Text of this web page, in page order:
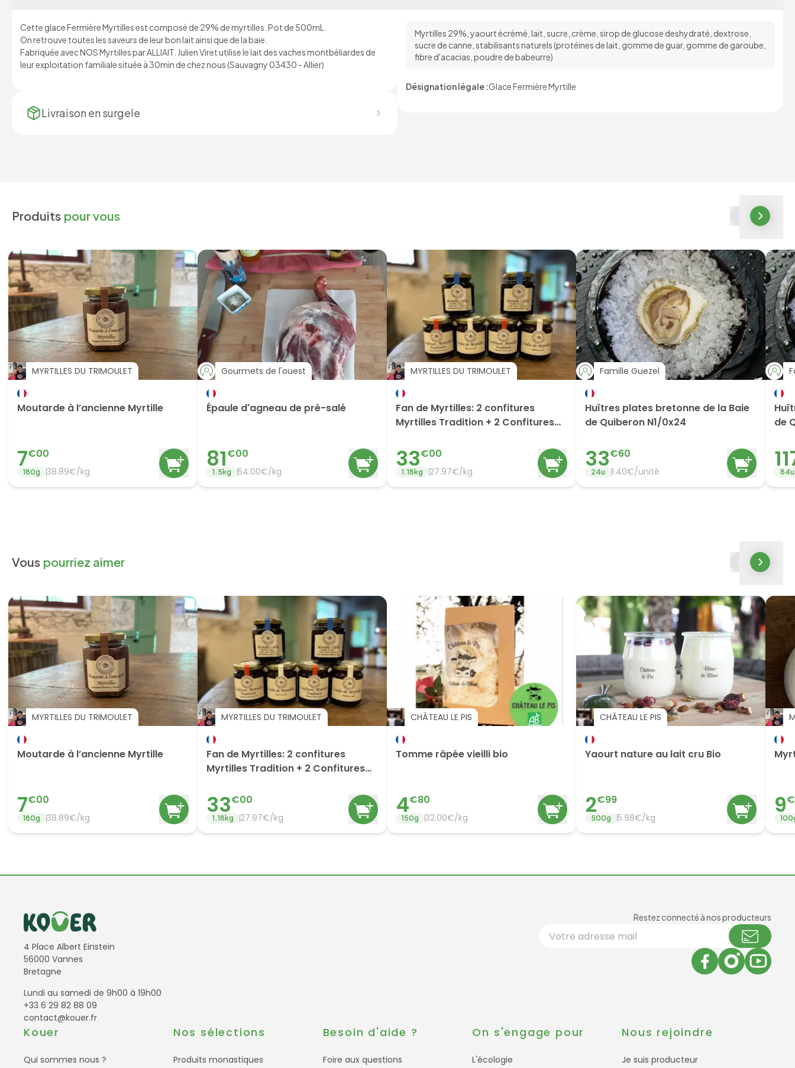
Cette glace Fermière Myrtilles est composé de 29% de myrtilles. Pot de 500mL.
On retrouve toutes les saveurs de leur bon lait ainsi que de la baie.
Fabriquée avec NOS Myrtilles par ALLIAIT. Julien Viret utilise le lait des vaches montbéliardes de
leur exploitation familiale située à 30min de chez nous (Sauvagny 03430 - Allier)
Livraison en surgele
Myrtilles 29%, yaourt écrémé, lait, sucre, crème, sirop de glucose deshydraté, dextrose,
sucre de canne, stabilisants naturels (protéines de lait, gomme de guar, gomme de garoube,
fibre d'acacias, poudre de babeurre)
Désignation légale :Glace Fermière Myrtille
Produits pour vous
MYRTILLES DU TRIMOULET
Moutarde à l’ancienne Myrtille
7€00
180g 38.89€/kg
Gourmets de l'ouest
Épaule d'agneau de pré-salé
81€00
1.5kg 54.00€/kg
MYRTILLES DU TRIMOULET
Fan de Myrtilles: 2 confitures
Myrtilles Tradition + 2 Confitures
33€00
1.18kg 27.97€/kg
Famille Guezel
Huîtres plates bretonne de la Baie
de Quiberon N1/0x24
33€60
24u 1.40€/unité
de
84u
Vous pourriez aimer
MYRTILLES DU TRIMOULET
Moutarde à l’ancienne Myrtille
7€00
180g 38.89€/kg
MYRTILLES DU TRIMOULET
Fan de Myrtilles: 2 confitures
Myrtilles Tradition + 2 Confitures
33€00
1.18kg 27.97€/kg
CHÂTEAU LE PIS
Tomme râpée vieilli bio
4€80
150g 32.00€/kg
CHÂTEAU LE PIS
Yaourt nature au lait cru Bio
2€99
500g 5.98€/kg 9€
100
Informations de contact
4 Place Albert Einstein
56000 Vannes
Bretagne
Lundi au samedi de 9h00 à 19h00
+33 6 29 82 88 09
contact@kouer.fr
Restez connecté à nos producteurs
Votre adresse email
Kouer
Qui sommes nous ?
Nos sélections
Produits monastiques
Besoin d'aide ?
Foire aux questions
On s'engage pour
L'écologie
Nous rejoindre
Je suis producteur